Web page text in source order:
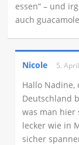
essen“ – und
auch
Nicole 5.
Hallo Nadine,
Deutschland
was man hier
lecker wie in
sicher